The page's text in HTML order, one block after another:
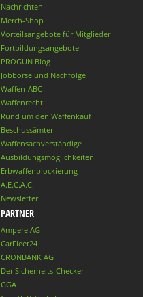
Nachrichten
Merch-Shop
Vorteilsangebote für Mitglieder
Fortbildungsangebote
PROGUN Blog
Jobbörse und Nachfolge
Waffen-ABC
Waffenrecht
Rund um den Waffenkauf
Beschussämter
Waffensachverständige
Ausbildungsmöglichkeiten
Erbwaffenblockierung
A.E.C.A.C.
Newsletter
PARTNER
Ampere AG
CarFleet24
CRONBANK AG
Der Sicherheits-Checker
GGA